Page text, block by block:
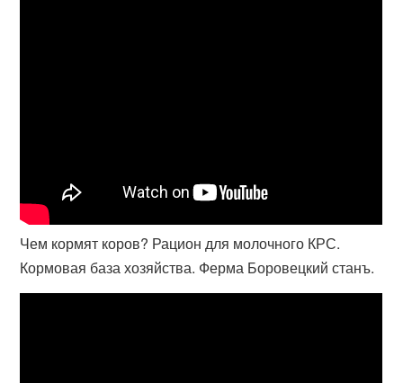
Чем кормят коров? Рацион для молочного КРС.
Кормовая база хозяйства. Ферма Боровецкий станъ.